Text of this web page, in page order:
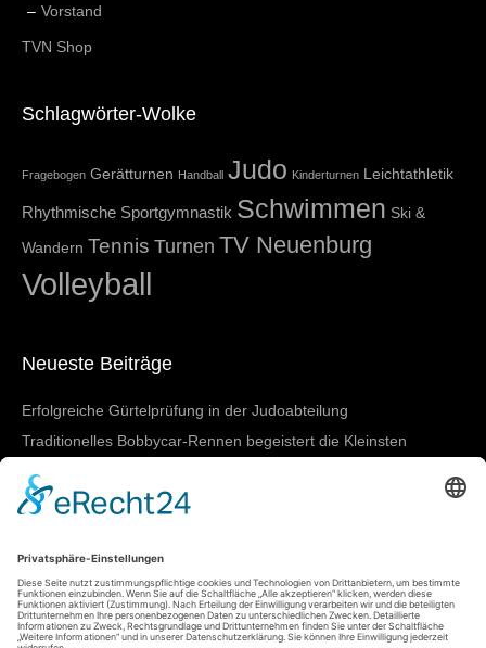
Vorstand
TVN Shop
Schlagwörter-Wolke
Fragebogen Gerätturnen Handball Judo Kinderturnen Leichtathletik
Rhythmische Sportgymnastik Schwimmen Ski &
Wandern Tennis Turnen TV Neuenburg
Volleyball
Neueste Beiträge
Erfolgreiche Gürtelprüfung in der Judoabteilung
Traditionelles Bobbycar-Rennen begeistert die Kleinsten
TVN beim 4-gegen-4-Turnier in March-Buchheim
SGBNM zeigt starke Leistungen bei den Badischen
Damen I mit nächstem Heimtestspiel
Meta